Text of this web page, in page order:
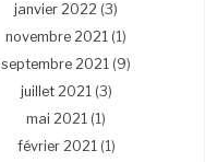
janvier 2022 (3)
novembre 2021 (1)
septembre 2021 (9)
juillet 2021(3)
mai 2021 (1)
février 2021(1)